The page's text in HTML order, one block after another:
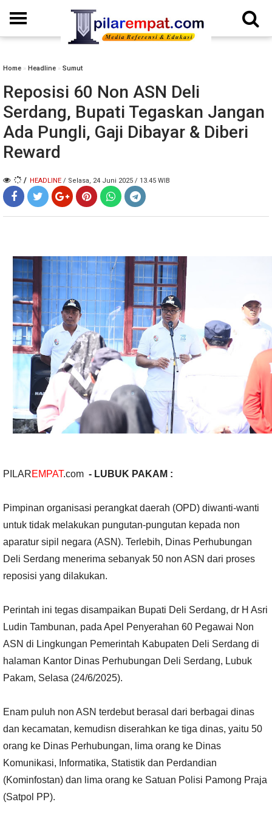
Home » Headline » Sumut
Reposisi 60 Non ASN Deli
Serdang, Bupati Tegaskan Jangan
Ada Pungli, Gaji Dibayar & Diberi
Reward
/ HEADLINE / Selasa, 24 Juni 2025 / 13.45 WIB
PILAREMPAT.com - LUBUK PAKAM :
Pimpinan organisasi perangkat daerah (OPD) diwanti-wanti
untuk tidak melakukan pungutan-pungutan kepada non
aparatur sipil negara (ASN). Terlebih, Dinas Perhubungan
Deli Serdang menerima sebanyak 50 non ASN dari proses
reposisi yang dilakukan.
Perintah ini tegas disampaikan Bupati Deli Serdang, dr H Asri
Ludin Tambunan, pada Apel Penyerahan 60 Pegawai Non
ASN di Lingkungan Pemerintah Kabupaten Deli Serdang di
halaman Kantor Dinas Perhubungan Deli Serdang, Lubuk
Pakam, Selasa (24/6/2025).
Enam puluh non ASN terdebut berasal dari berbagai dinas
dan kecamatan, kemudisn diserahkan ke tiga dinas, yaitu 50
orang ke Dinas Perhubungan, lima orang ke Dinas
Komunikasi, Informatika, Statistik dan Perdandian
(Kominfostan) dan lima orang ke Satuan Polisi Pamong Praja
(Satpol PP).